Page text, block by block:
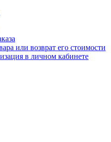
или возврат его стоимости
в личном кабинете